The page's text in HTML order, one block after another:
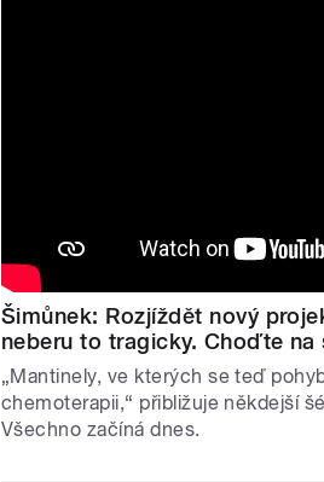
Šimůnek: Rozjíždět nový
neberu to tragicky. Choďte na
„Mantinely, ve kterých se teď
chemoterapii,“ přibližuje někdejší
Všechno začíná dnes.